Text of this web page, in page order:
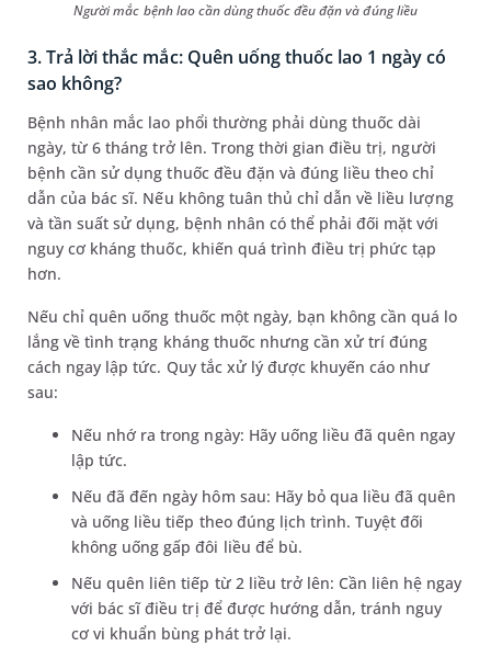
Người mắc bệnh lao cần dùng thuốc đều đặn và đúng liều
3. Trả lời thắc mắc: Quên uống thuốc lao 1 ngày có
sao không?
Bệnh nhân mắc lao phổi thường phải dùng thuốc dài
ngày, từ 6 tháng trở lên. Trong thời gian điều trị, người
bệnh cần sử dụng thuốc đều đặn và đúng liều theo chỉ
dẫn của bác sĩ. Nếu không tuân thủ chỉ dẫn về liều lượng
và tần suất sử dụng, bệnh nhân có thể phải đối mặt với
nguy cơ kháng thuốc, khiến quá trình điều trị phức tạp
hơn.
Nếu chỉ quên uống thuốc một ngày, bạn không cần quá lo
lắng về tình trạng kháng thuốc nhưng cần xử trí đúng
cách ngay lập tức. Quy tắc xử lý được khuyến cáo như
sau:
Nếu nhớ ra trong ngày: Hãy uống liều đã quên ngay
lập tức.
Nếu đã đến ngày hôm sau: Hãy bỏ qua liều đã quên
và uống liều tiếp theo đúng lịch trình. Tuyệt đối
không uống gấp đôi liều để bù.
Nếu quên liên tiếp từ 2 liều trở lên: Cần liên hệ ngay
với bác sĩ điều trị để được hướng dẫn, tránh nguy
cơ vi khuẩn bùng phát trở lại.